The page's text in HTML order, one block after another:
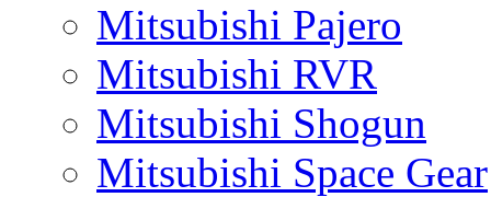
Mitsubishi Pajero
Mitsubishi RVR
Mitsubishi Shogun
Mitsubishi Space Gear